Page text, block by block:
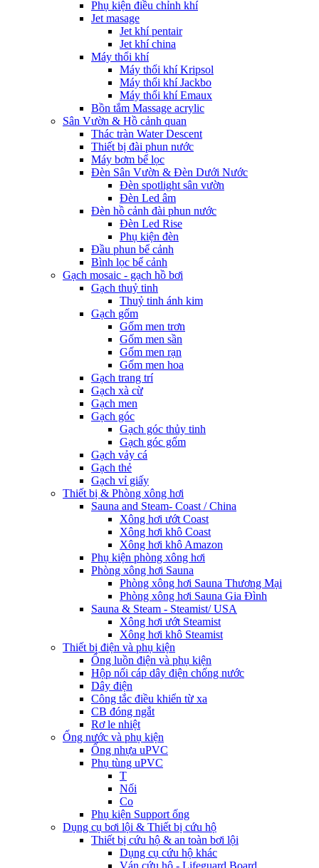
Phụ kiện điều chỉnh khí
Jet masage
Jet khí pentair
Jet khí china
Máy thổi khí
Máy thổi khí Kripsol
Máy thổi khí Jackbo
Máy thổi khí Emaux
Bồn tắm Massage acrylic
Sân Vườn & Hồ cảnh quan
Thác tràn Water Descent
Thiết bị đài phun nước
Máy bơm bể lọc
Đèn Sân Vườn & Đèn Dưới Nước
Đèn spotlight sân vườn
Đèn Led âm
Đèn hồ cảnh đài phun nước
Đèn Led Rise
Phụ kiện đèn
Đầu phun bể cảnh
Bình lọc bể cảnh
Gạch mosaic - gạch hồ bơi
Gạch thuỷ tinh
Thuỷ tinh ánh kim
Gạch gốm
Gốm men trơn
Gốm men sần
Gốm men rạn
Gốm men hoa
Gạch trang trí
Gạch xà cừ
Gạch men
Gạch góc
Gạch góc thủy tinh
Gạch góc gốm
Gạch vảy cá
Gạch thẻ
Gạch vỉ giấy
Thiết bị & Phòng xông hơi
Sauna and Steam- Coast / China
Xông hơi ướt Coast
Xông hơi khô Coast
Xông hơi khô Amazon
Phụ kiện phòng xông hơi
Phòng xông hơi Sauna
Phòng xông hơi Sauna Thương Mại
Phòng xông hơi Sauna Gia Đình
Sauna & Steam - Steamist/ USA
Xông hơi ướt Steamist
Xông hơi khô Steamist
Thiết bị điện và phụ kiện
Ống luồn điện và phụ kiện
Hộp nối cáp dây điện chống nước
Dây điện
Công tắc điều khiển từ xa
CB đóng ngắt
Rơ le nhiệt
Ống nước và phụ kiện
Ống nhựa uPVC
Phụ tùng uPVC
T
Nối
Co
Phụ kiện Support ống
Dụng cụ bơi lội & Thiết bị cứu hộ
Thiết bị cứu hộ & an toàn bơi lội
Dụng cụ cứu hộ khác
Ván cứu hộ - Lifeguard Board